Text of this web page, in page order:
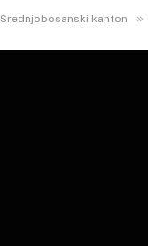
Srednjobosanski kanton »